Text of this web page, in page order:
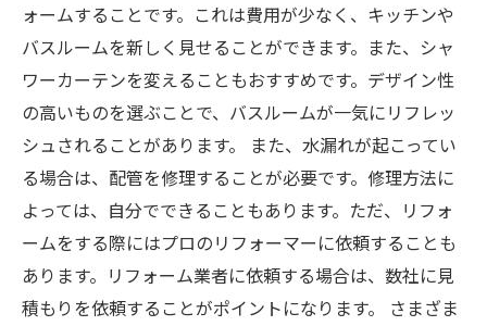
ォームすることです。これは費用が少なく、キッチンや
バスルームを新しく見せることができます。また、シャ
ワーカーテンを変えることもおすすめです。デザイン性
の高いものを選ぶことで、バスルームが一気にリフレッ
シュされることがあります。 また、水漏れが起こってい
る場合は、配管を修理することが必要です。修理方法に
よっては、自分でできることもあります。ただ、リフォ
ームをする際にはプロのリフォーマーに依頼することも
あります。リフォーム業者に依頼する場合は、数社に見
積もりを依頼することがポイントになります。 さまざま